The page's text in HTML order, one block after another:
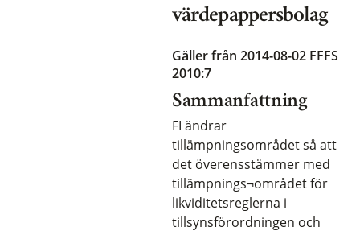
värdepappersbolag
Gäller från 2014-08-02 FFFS
2010:7
Sammanfattning
FI ändrar
tillämpningsområdet så att
det överensstämmer med
tillämpnings¬området för
likviditetsreglerna i
tillsynsförordningen och